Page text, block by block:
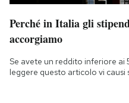
Perché in Italia gli
accorgiamo
Se avete un reddito inferiore ai
leggere questo articolo vi